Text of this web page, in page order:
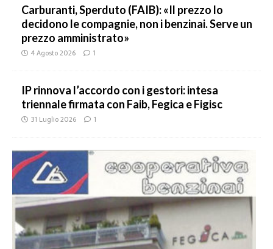
Carburanti, Sperduto (FAIB): «Il prezzo lo
decidono le compagnie, non i benzinai. Serve un
prezzo amministrato»
4 Agosto 2026 1
IP rinnova l’accordo con i gestori: intesa
triennale firmata con Faib, Fegica e Figisc
31 Luglio 2026 1